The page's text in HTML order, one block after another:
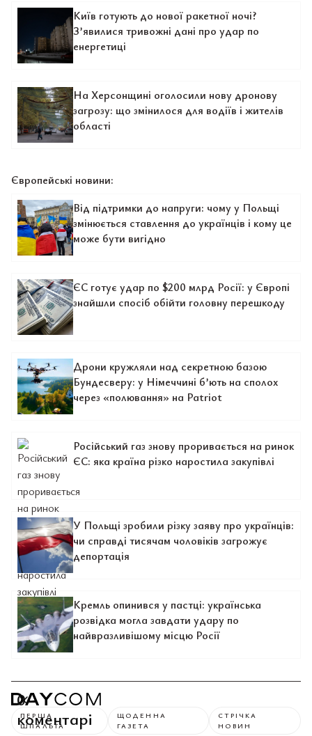
Київ готують до нової ракетної ночі?
З’явилися тривожні дані про удар по
енергетиці
На Херсонщині оголосили нову дронову
загрозу: що змінилося для водіїв і жителів
області
Європейські новини:
Від підтримки до напруги: чому у Польщі
змінюється ставлення до українців і кому це
може бути вигідно
ЄС готує удар по $200 млрд Росії: у Європі
знайшли спосіб обійти головну перешкоду
Дрони кружляли над секретною базою
Бундесверу: у Німеччині б’ють на сполох
через «полювання» на Patriot
Російський газ знову проривається на ринок
ЄС: яка країна різко наростила закупівлі
У Польщі зробили різку заяву про українців:
чи справді тисячам чоловіків загрожує
депортація
Кремль опинився у пастці: українська
розвідка могла завдати удару по
найвразливішому місцю Росії
0
коментарі
ПЕРША
ШПАЛЬТА
ЩОДЕННА
ГАЗЕТА
СТРІЧКА
НОВИН